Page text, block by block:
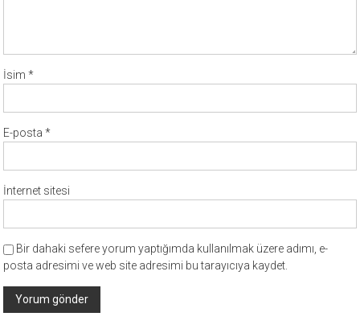
İsim*
E-posta*
İnternet sitesi
Bir dahaki sefere yorum yaptığımda kullanılmak üzere adımı, e-
posta adresimi ve web site adresimi bu tarayıcıya kaydet.